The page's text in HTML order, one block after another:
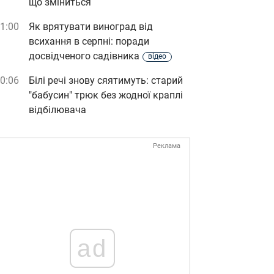
Як врятувати виноград від
всихання в серпні: поради
досвідченого садівника
відео
Білі речі знову сяятимуть: старий
"бабусин" трюк без жодної краплі
відбілювача
Реклама
ad